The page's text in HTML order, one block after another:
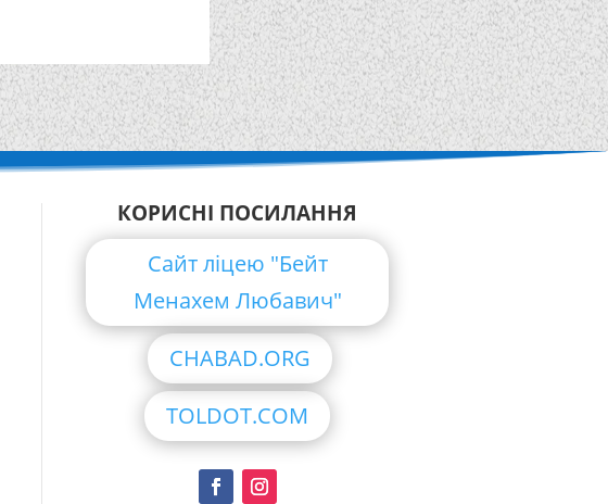
КОРИСНІ ПОСИЛАННЯ
Сайт ліцею "Бейт
Менахем Любавич"
CHABAD.ORG
TOLDOT.COM